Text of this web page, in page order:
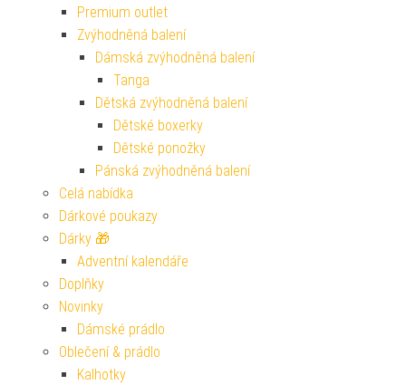
Premium outlet
Zvýhodněná balení
Dámská zvýhodněná balení
Tanga
Dětská zvýhodněná balení
Dětské boxerky
Dětské ponožky
Pánská zvýhodněná balení
Celá nabídka
Dárkové poukazy
Dárky 🎁
Adventní kalendáře
Doplňky
Novinky
Dámské prádlo
Oblečení & prádlo
Kalhotky